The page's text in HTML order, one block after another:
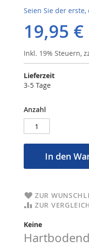
Seien Sie der
19,95 €
Inkl. 19% Steuern,
Lieferzeit
3-5 Tage
Anzahl
In den
ZUR
ZUR
Keine